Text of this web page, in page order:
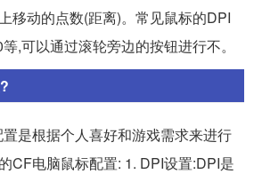
移动的点数(距离)。常见鼠标的DPI
,可以通过滚轮旁边的按钮进行不。
是根据个人喜好和游戏需求来进行
CF电脑鼠标配置: 1. DPI设置:DPI是